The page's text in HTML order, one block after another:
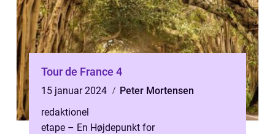
Tour de France 4
15 januar 2024
Peter Mortensen
redaktionel
etape – En Højdepunkt for